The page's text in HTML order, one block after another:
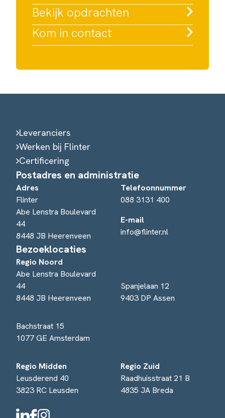
Bekijk opdrachten
Kom in contact
Leveranciers
Werken bij Flinter
Certificering
Postadres en administratie
Adres
Flinter
Abe Lenstra Boulevard
44
8448 JB Heerenveen
Telefoonnummer
088 3131 400
E-mail
info@flinter.nl
Bezoeklocaties
Regio Noord
Abe Lenstra Boulevard
44
8448 JB Heerenveen
Spanjelaan 12
9403 DP Assen
Bachstraat 15
1077 GE Amsterdam
Regio Midden
Leusderend 40
3823 RC Leusden
Regio Zuid
Raadhuisstraat 21 B
4835 JA Breda